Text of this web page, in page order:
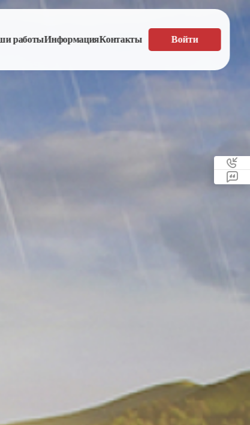
работыИнформацияКонтакты Войти